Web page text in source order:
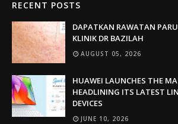
RECENT POSTS
DAPATKAN RAWATAN
KLINIK DR BAZILAH
AUGUST 05, 2026
HUAWEI LAUNCHES THE
HEADLINING ITS LATEST
DEVICES
JUNE 10, 2026